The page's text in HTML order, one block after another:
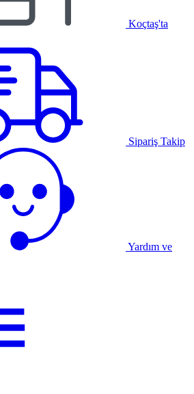
Koçtaş'ta
Sipariş Takip
Yardım ve